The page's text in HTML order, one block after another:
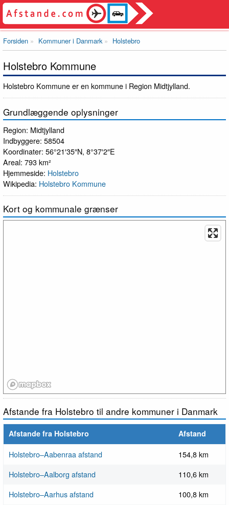
Forsiden Kommuner i Danmark Holstebro
Holstebro Kommune
Holstebro Kommune er en kommune i Region Midtjylland.
Grundlæggende oplysninger
Region: Midtjylland
Indbyggere: 58504
Koordinater: 56°21′35″N, 8°37′2″E
Areal: 793 km²
Hjemmeside: Holstebro
Wikipedia: Holstebro Kommune
Kort og kommunale grænser
Afstande fra Holstebro til andre kommuner i Danmark
Afstande fra Holstebro Afstand
Holstebro–Aabenraa afstand
154,8 km
Holstebro–Aalborg afstand
110,6 km
Holstebro–Aarhus afstand
100,8 km